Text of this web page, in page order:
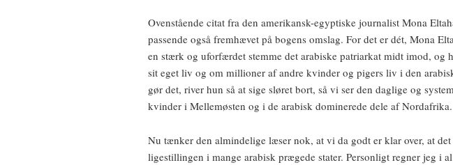
Ovenstående citat fra den amerikansk-egyptiske journalist Mona
passende også fremhævet på bogens omslag. For det er dét, Mona
en stærk og uforfærdet stemme det arabiske patriarkat midt imod, og
sit eget liv og om millioner af andre kvinder og pigers liv i den
gør det, river hun så at sige sløret bort, så vi ser den daglige og
kvinder i Mellemøsten og i de arabisk dominerede dele af Nordafrika.
Nu tænker den almindelige læser nok, at vi da godt er klar over, at
ligestillingen i mange arabisk prægede stater. Personligt regner jeg i